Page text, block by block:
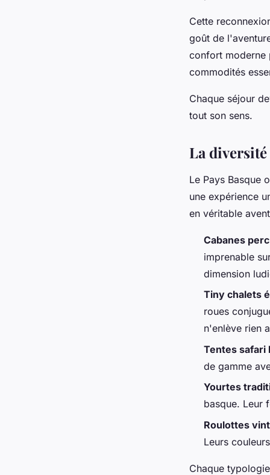
Cette
goût de
confort moderne
commodités
Chaque séjour
tout son sens.
La diversité
Le Pays Basque
une expérience
en véritable
Cabanes
imprenable
dimension
Tiny chalets
roues
n'enlève rien
Tentes safari
de gamme
Yourtes
basque. Leur
Roulottes
Leurs
Chaque